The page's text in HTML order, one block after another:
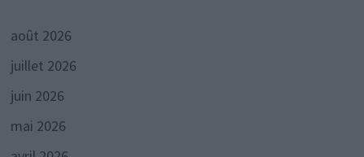
août 2026
juillet 2026
juin 2026
mai 2026